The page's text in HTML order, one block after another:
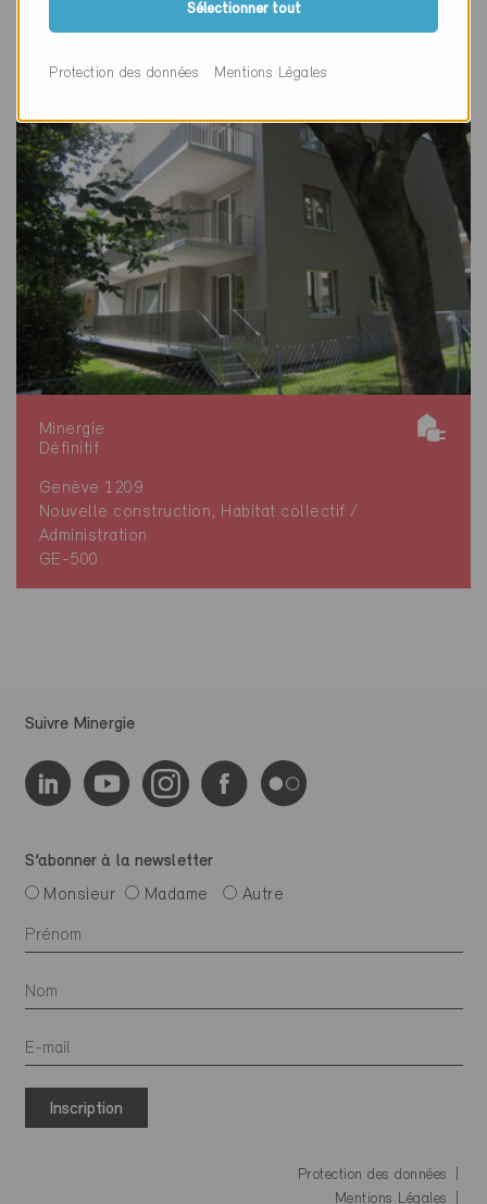
Minergie
Définitif
Genève 1209
Nouvelle construction, Habitat collectif /
Administration
GE-500
Suivre Minergie
S’abonner à la newsletter
Monsieur
Madame Autre
Inscription
Protection des données
Mentions Légales
Sélectionner tout
Protection des données Mentions Légales